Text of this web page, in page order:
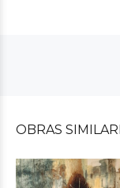
OBRAS